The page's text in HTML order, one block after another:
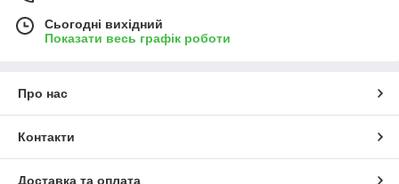
Сьогодні вихідний
Показати весь графік роботи
Про нас
Контакти
Доставка та оплата